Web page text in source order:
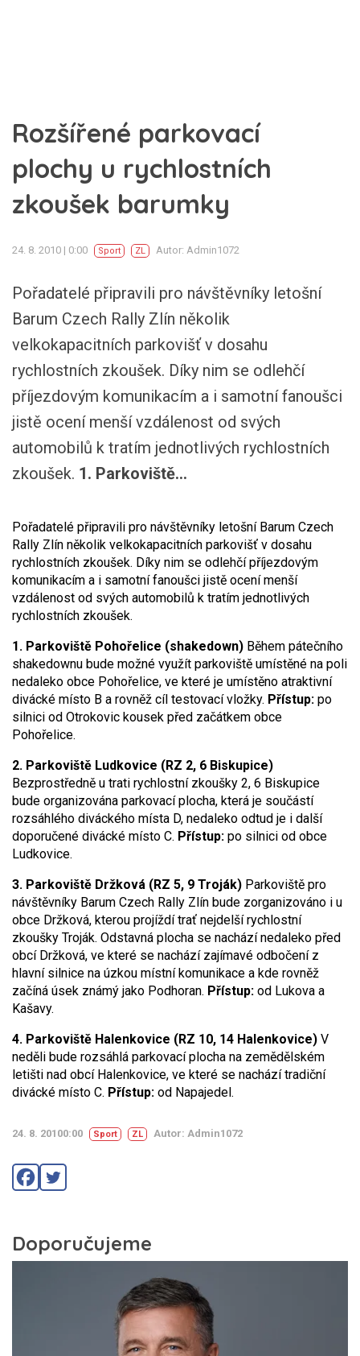
Rozšířené parkovací
plochy u rychlostních
zkoušek barumky
24. 8. 2010 | 0:00 Sport ZL Autor: Admin1072
Pořadatelé připravili pro návštěvníky letošní
Barum Czech Rally Zlín několik
velkokapacitních parkovišť v dosahu
rychlostních zkoušek. Díky nim se odlehčí
příjezdovým komunikacím a i samotní fanoušci
jistě ocení menší vzdálenost od svých
automobilů k tratím jednotlivých rychlostních
zkoušek. 1. Parkoviště...
Pořadatelé připravili pro návštěvníky letošní Barum Czech
Rally Zlín několik velkokapacitních parkovišť v dosahu
rychlostních zkoušek. Díky nim se odlehčí příjezdovým
komunikacím a i samotní fanoušci jistě ocení menší
vzdálenost od svých automobilů k tratím jednotlivých
rychlostních zkoušek.
1. Parkoviště Pohořelice (shakedown) Během pátečního
shakedownu bude možné využít parkoviště umístěné na poli
nedaleko obce Pohořelice, ve které je umístěno atraktivní
divácké místo B a rovněž cíl testovací vložky. Přístup: po
silnici od Otrokovic kousek před začátkem obce
Pohořelice.
2. Parkoviště Ludkovice (RZ 2, 6 Biskupice)
Bezprostředně u trati rychlostní zkoušky 2, 6 Biskupice
bude organizována parkovací plocha, která je součástí
rozsáhlého diváckého místa D, nedaleko odtud je i další
doporučené divácké místo C. Přístup: po silnici od obce
Ludkovice.
3. Parkoviště Držková (RZ 5, 9 Troják) Parkoviště pro
návštěvníky Barum Czech Rally Zlín bude zorganizováno i u
obce Držková, kterou projíždí trať nejdelší rychlostní
zkoušky Troják. Odstavná plocha se nachází nedaleko před
obcí Držková, ve které se nachází zajímavé odbočení z
hlavní silnice na úzkou místní komunikace a kde rovněž
začíná úsek známý jako Podhoran. Přístup: od Lukova a
Kašavy.
4. Parkoviště Halenkovice (RZ 10, 14 Halenkovice) V
neděli bude rozsáhlá parkovací plocha na zemědělském
letišti nad obcí Halenkovice, ve které se nachází tradiční
divácké místo C. Přístup: od Napajedel.
24. 8. 20100:00 Sport ZL Autor: Admin1072